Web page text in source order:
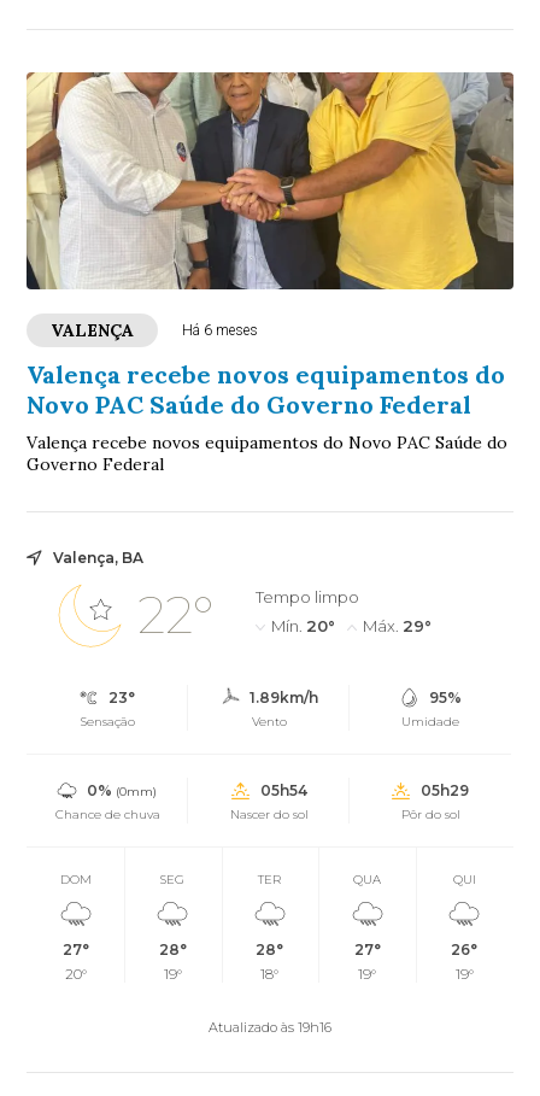
VALENÇA Há 6 meses
Valença recebe novos equipamentos do
Novo PAC Saúde do Governo Federal
Valença recebe novos equipamentos do Novo PAC Saúde do
Governo Federal
Valença, BA
22°
Tempo limpo
Mín. 20° Máx. 29°
23°
Sensação
1.89km/h
Vento
95%
Umidade
0% (0mm)
Chance de chuva
05h54
Nascer do sol
05h29
Pôr do sol
DOM
27°
20°
SEG
28°
19°
TER
28°
18°
QUA
27°
19°
QUI
26°
19°
Atualizado às 19h16